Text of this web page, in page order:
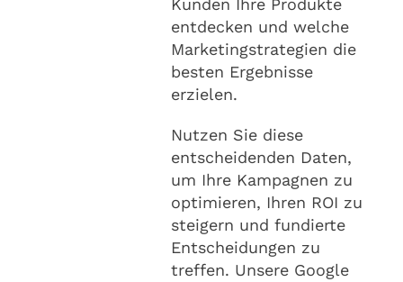
Kunden Ihre Produkte
entdecken und welche
Marketingstrategien die
besten Ergebnisse
erzielen.
Nutzen Sie diese
entscheidenden Daten,
um Ihre Kampagnen zu
optimieren, Ihren ROI zu
steigern und fundierte
Entscheidungen zu
treffen. Unsere Google